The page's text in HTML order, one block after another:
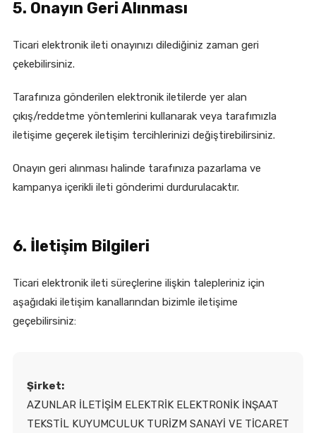
5. Onayın Geri Alınması
Ticari elektronik ileti onayınızı dilediğiniz zaman geri
çekebilirsiniz.
Tarafınıza gönderilen elektronik iletilerde yer alan
çıkış/reddetme yöntemlerini kullanarak veya tarafımızla
iletişime geçerek iletişim tercihlerinizi değiştirebilirsiniz.
Onayın geri alınması halinde tarafınıza pazarlama ve
kampanya içerikli ileti gönderimi durdurulacaktır.
6. İletişim Bilgileri
Ticari elektronik ileti süreçlerine ilişkin talepleriniz için
aşağıdaki iletişim kanallarından bizimle iletişime
geçebilirsiniz:
Şirket:
AZUNLAR İLETİŞİM ELEKTRİK ELEKTRONİK İNŞAAT
TEKSTİL KUYUMCULUK TURİZM SANAYİ VE TİCARET